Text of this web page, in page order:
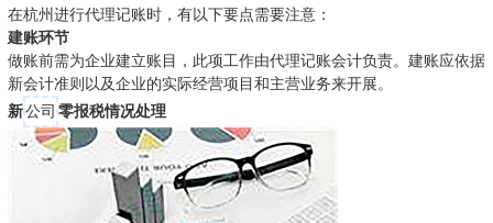
在杭州进行代理记账时，有以下要点需要注意：
建账环节
做账前需为企业建立账目，此项工作由代理记账会计负责。建账应依据
新会计准则以及企业的实际经营项目和主营业务来开展。
新公司 零报税情况处理